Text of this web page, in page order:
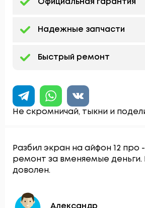
Официальная гарантия
Надежные запчасти
Быстрый ремонт
Не скромничай, тыкни и
Разбил экран на айфон 12 про
ремонт за вменяемые деньги.
доволен.
Александр